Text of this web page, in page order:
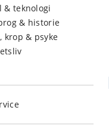
& teknologi
& historie
krop & psyke